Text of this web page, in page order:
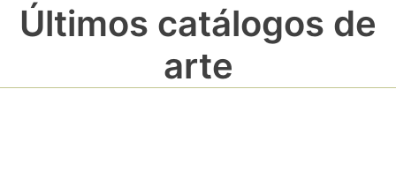
Últimos catálogos de
arte